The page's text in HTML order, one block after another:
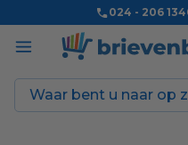
024 - 206